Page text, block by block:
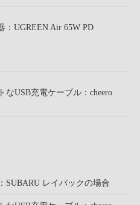
：UGREEN Air 65W PD
USB充電ケーブル：cheero
SUBARU レイバックの場合